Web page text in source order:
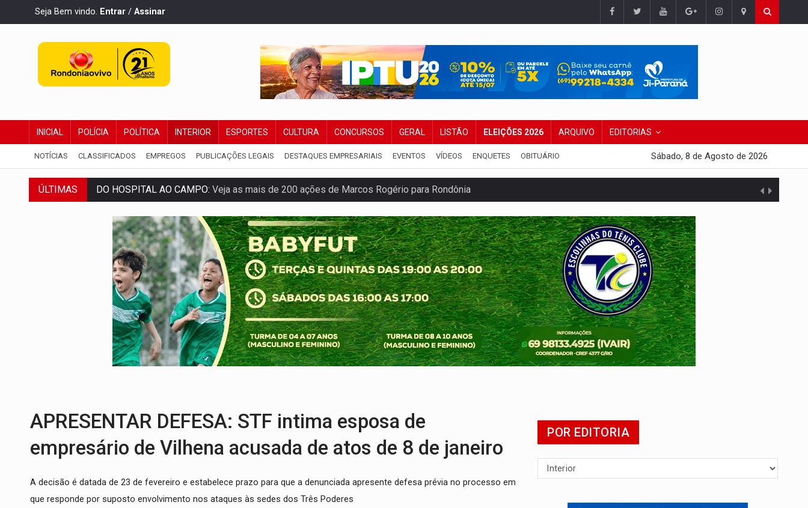
Seja Bem vindo. Entrar / Assinar
INICIAL POLÍCIA POLÍTICA INTERIOR ESPORTES CULTURA CONCURSOS GERAL LISTÃO ELEIÇÕES 2026 ARQUIVO EDITORIAS
NOTÍCIAS CLASSIFICADOS EMPREGOS PUBLICAÇÕES LEGAIS DESTAQUES EMPRESARIAIS EVENTOS VÍDEOS ENQUETES OBITUÁRIO Sábado, 8 de Agosto de 2026
ÚLTIMAS DO HOSPITAL AO CAMPO: Veja as mais de 200 ações de Marcos Rogério para Rondônia
ROTA GLOBAL:PCC amplia presença internacional e transforma Brasil em corredor da cocaína
CONEXÃO RONDONIAOVIVO:Museólogo Antônio Ocampo conduz a história de uma ferrovia desgovernada
EXTENSÃO DE DANOS:Ferroviários pedem ao Iphan recuperação de área atingida por erosão na EFMM
VARIANDO O CARDÁPIO:Veja essa receita de carne assada para o almoço e o jantar
PREJUÍZO AOS ESTUDANTES: Greve dos professores em PVH é considerada ilegal pela Justiça
POSSESSÃO DE DEBORAH LOGAN:Terror mistura mistério e filmagens quase reais – Por Marcos Souza
APRESENTAR DEFESA: STF intima esposa de
empresário de Vilhena acusada de atos de 8 de janeiro
A decisão é datada de 23 de fevereiro e estabelece prazo para que a denunciada apresente defesa prévia no processo em
que responde por suposto envolvimento nos ataques às sedes dos Três Poderes
POR EDITORIA